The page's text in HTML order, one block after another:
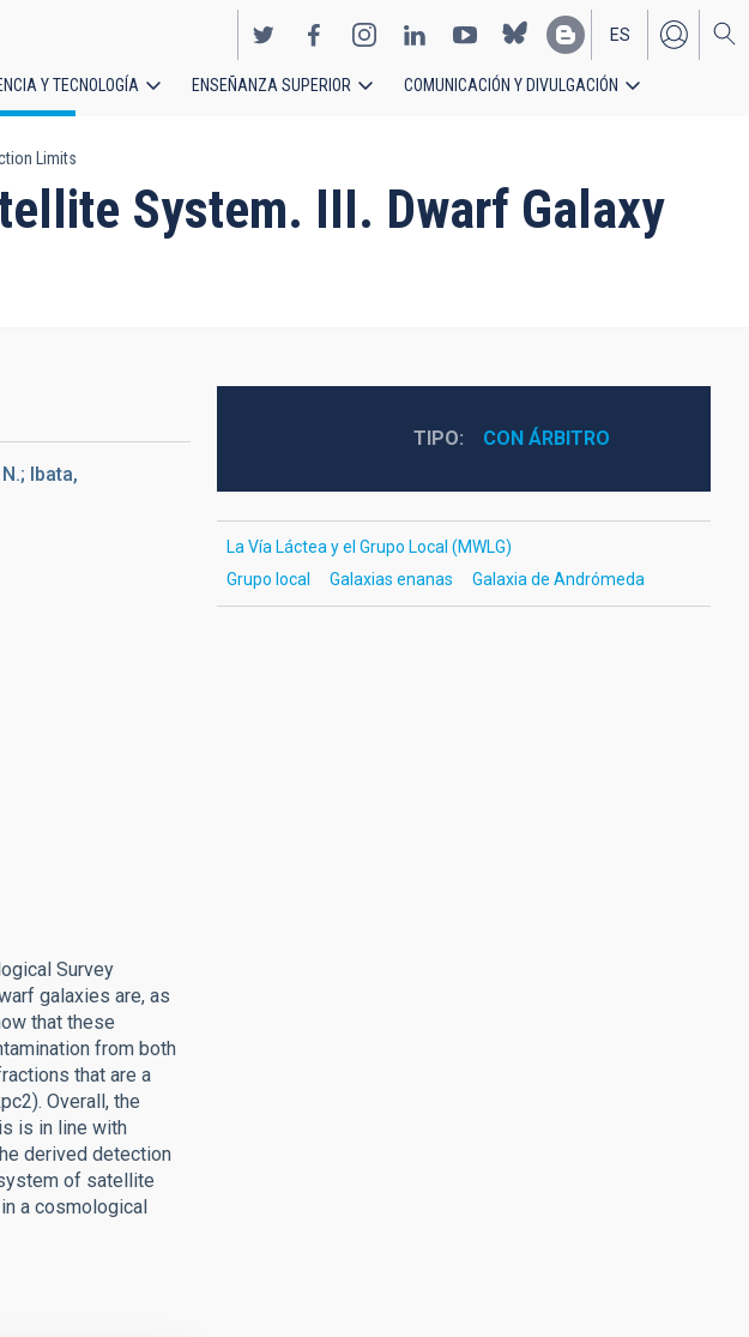
EN
ES
Y TECNOLOGÍA ENSEÑANZA SUPERIOR COMUNICACIÓN Y DIVULGACIÓN
Limits
System. III. Dwarf Galaxy
Ibata,
Survey
galaxies are, as
that these
from both
that are a
Overall, the
is in line with
derived detection
of satellite
a cosmological
TIPO CON ÁRBITRO
La Vía Láctea y el Grupo Local (MWLG)
Grupo local
Galaxias enanas Galaxia de Andrómeda